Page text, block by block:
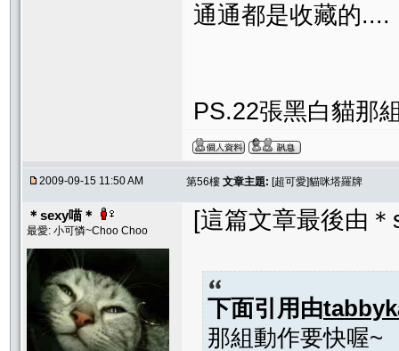
通通都是收藏的
PS.22張黑白貓那
2009-09-15 11:50 AM 第56樓 文章主題: [超可愛]貓咪塔羅牌
＊sexy喵＊
最愛: 小可憐~Choo Choo [這篇文章最後由
下面引用由
那組動作要快喔~